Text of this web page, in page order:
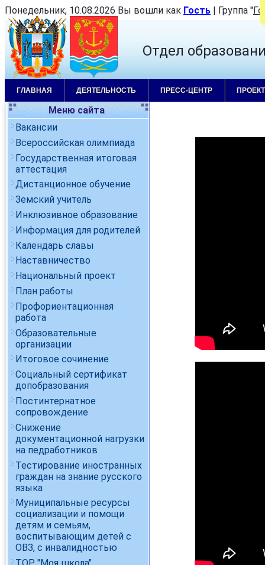
Понедельник, 10.08.2026 Вы вошли как Гость | Группа "
Отдел
ГЛАВНАЯ ДЕЯТЕЛЬНОСТЬ ПРЕСС-ЦЕНТР
Меню сайта
Вакансии
Всероссийская олимпиада
Государственная итоговая
аттестация
Дистанционное обучение
Земский учитель
Инклюзивное образование
Информация для родителей
Календарь славы
Наставничество
Национальный проект
План работы
Профориентационная
работа
Образовательные
организации
Итоговое сочинение
Социальный сертификат
допобразования
Постинтернатное
сопровождение
Снижение
документационной нагрузки
на педработников
Тестирование иностранных
граждан на знание русского
языка
Муниципальные ресурсы
социализации и помощи
детям и семьям,
воспитывающим детей с
ОВЗ, с инвалидностью